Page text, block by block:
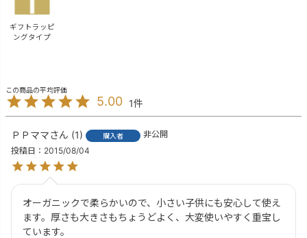
ギフトラッピ
ングタイプ
5.00 1
ＰＰママ 1 購入者
非公開
投稿日
2015/08/04
オーガニックで柔らかいので、小さい子供にも安心して使え
ます。厚さも大きさもちょうどよく、大変使いやすく重宝し
ています。